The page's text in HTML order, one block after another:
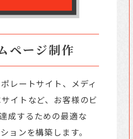
ページ制作
レートサイト、メディ
イトなど、お客様のビ
成するための最適な
ョンを構築します。